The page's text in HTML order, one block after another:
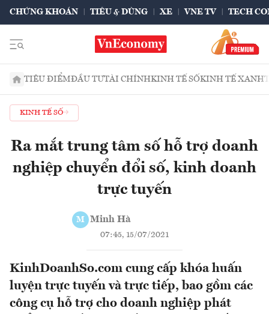
CHỨNG KHOÁN TIÊU & DÙNG XE VNE TV TECH
TIÊU ĐIỂMĐẦU TƯTÀI CHÍNHKINH TẾ SỐKINH TẾ XANH
KINH TẾ SỐ
Ra mắt trung tâm số hỗ trợ doanh
nghiệp chuyển đổi số, kinh doanh
trực tuyến
M Minh Hà
07:45, 15/07/2021
KinhDoanhSo.com cung cấp khóa huấn
luyện trực tuyến và trực tiếp, bao gồm các
công cụ hỗ trợ cho doanh nghiệp phát